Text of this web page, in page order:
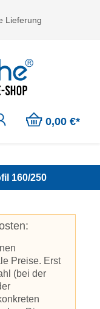
Lieferung
0,00 €*
160/250
Preise. Erst
(bei der